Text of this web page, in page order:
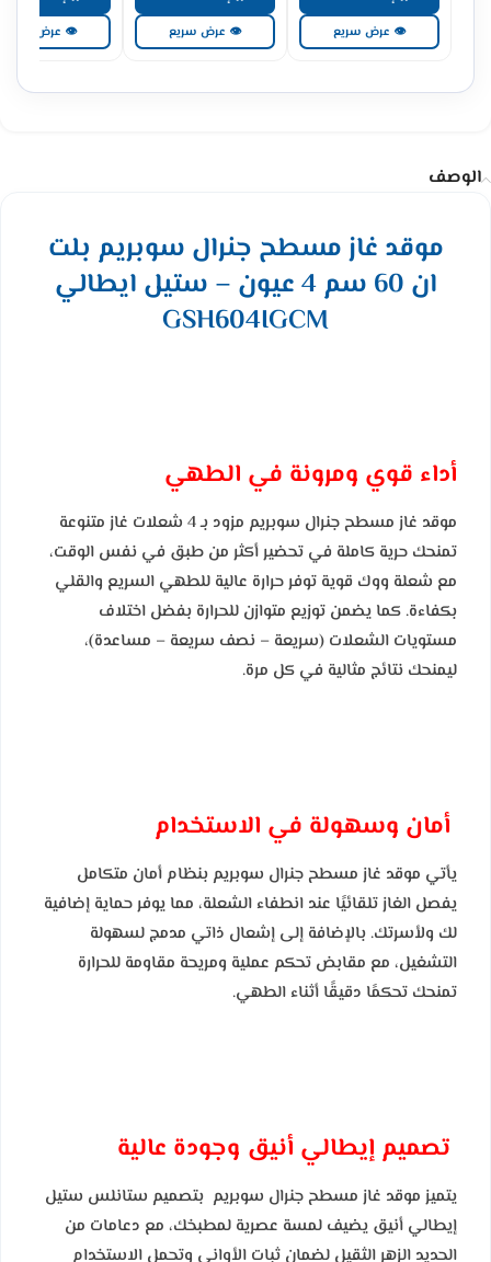
👁 عرض سريع
👁 عرض سريع
👁 عرض سريع
الوصف
موقد غاز مسطح جنرال سوبريم بلت
ان 60 سم 4 عيون – ستيل ايطالي
GSH604IGCM
أداء قوي ومرونة في الطهي
موقد غاز مسطح جنرال سوبريم مزود بـ 4 شعلات غاز متنوعة
تمنحك حرية كاملة في تحضير أكثر من طبق في نفس الوقت،
مع شعلة ووك قوية توفر حرارة عالية للطهي السريع والقلي
بكفاءة. كما يضمن توزيع متوازن للحرارة بفضل اختلاف
مستويات الشعلات (سريعة – نصف سريعة – مساعدة)،
ليمنحك نتائج مثالية في كل مرة.
أمان وسهولة في الاستخدام
يأتي موقد غاز مسطح جنرال سوبريم بنظام أمان متكامل
يفصل الغاز تلقائيًا عند انطفاء الشعلة، مما يوفر حماية إضافية
لك ولأسرتك. بالإضافة إلى إشعال ذاتي مدمج لسهولة
التشغيل، مع مقابض تحكم عملية ومريحة مقاومة للحرارة
تمنحك تحكمًا دقيقًا أثناء الطهي.
تصميم إيطالي أنيق وجودة عالية
يتميز موقد غاز مسطح جنرال سوبريم بتصميم ستانلس ستيل
إيطالي أنيق يضيف لمسة عصرية لمطبخك، مع دعامات من
الحديد الزهر الثقيل لضمان ثبات الأواني وتحمل الاستخدام